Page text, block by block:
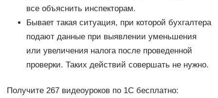
все объяснить инспекторам.
Бывает такая ситуация, при которой бухгалтера
подают данные при выявлении уменьшения
или увеличения налога после проведенной
проверки. Таких действий совершать не нужно.
Получите 267 видеоуроков по 1С бесплатно: